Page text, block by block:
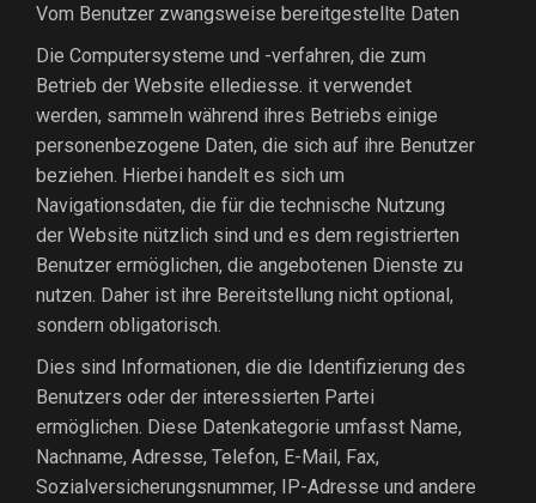
Vom Benutzer zwangsweise bereitgestellte Daten
Die Computersysteme und -verfahren, die zum
Betrieb der Website ellediesse. it verwendet
werden, sammeln während ihres Betriebs einige
personenbezogene Daten, die sich auf ihre Benutzer
beziehen. Hierbei handelt es sich um
Navigationsdaten, die für die technische Nutzung
der Website nützlich sind und es dem registrierten
Benutzer ermöglichen, die angebotenen Dienste zu
nutzen. Daher ist ihre Bereitstellung nicht optional,
sondern obligatorisch.
Dies sind Informationen, die die Identifizierung des
Benutzers oder der interessierten Partei
ermöglichen. Diese Datenkategorie umfasst Name,
Nachname, Adresse, Telefon, E-Mail, Fax,
Sozialversicherungsnummer, IP-Adresse und andere